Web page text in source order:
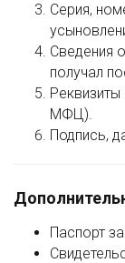
Серия,
Сведения
получал
Реквизиты
МФЦ).
Подпись,
Паспорт